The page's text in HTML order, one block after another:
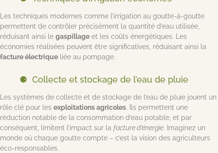
Les techniques modernes comme l’irrigation au goutte-à-goutte
permettent de contrôler précisément la quantité d’eau utilisée,
réduisant ainsi le gaspillage et les coûts énergétiques. Les
économies réalisées peuvent être significatives, réduisant ainsi la
facture électrique liée au pompage.
Collecte et stockage de l’eau de pluie
Les systèmes de collecte et de stockage de l’eau de pluie jouent un
rôle clé pour les exploitations agricoles. Ils permettent une
réduction notable de la consommation d’eau potable, et par
conséquent, limitent l’impact sur la facture d’énergie. Imaginez un
monde où chaque goutte compte – c’est la vision des agriculteurs
éco-responsables.